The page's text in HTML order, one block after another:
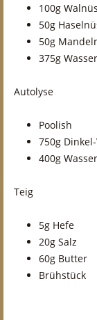
100g
50g
50g
375g Wasser
Autolyse
Poolish
750g
400g Wasser
Teig
5g Hefe
20g Salz
60g Butter
Brühstück